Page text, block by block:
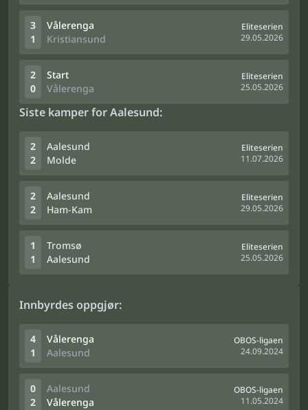
3
1
Vålerenga
Kristiansund
Eliteserien
29.05.2026
2
0
Start
Vålerenga
Eliteserien
25.05.2026
Siste kamper for Aalesund:
2
2
Aalesund
Molde
Eliteserien
11.07.2026
2
2
Aalesund
Ham-Kam
Eliteserien
29.05.2026
1
1
Tromsø
Aalesund
Eliteserien
25.05.2026
Innbyrdes oppgjør:
4
1
Vålerenga
Aalesund
OBOS-ligaen
24.09.2024
0
2
Aalesund
Vålerenga
OBOS-ligaen
11.05.2024